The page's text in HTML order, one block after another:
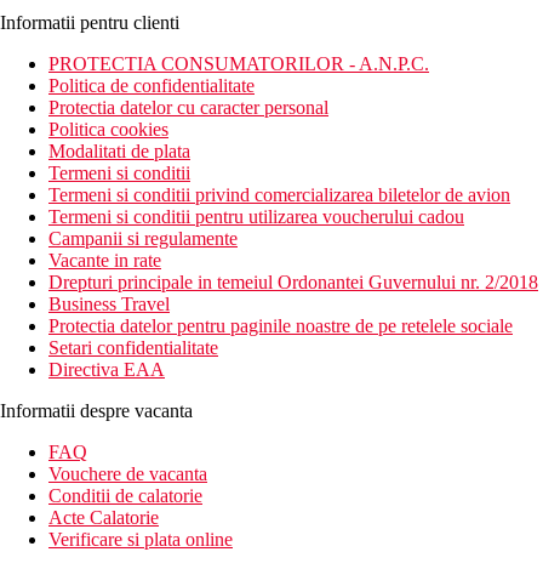
Informatii pentru clienti
PROTECTIA CONSUMATORILOR - A.N.P.C.
Politica de confidentialitate
Protectia datelor cu caracter personal
Politica cookies
Modalitati de plata
Termeni si conditii
Termeni si conditii privind comercializarea biletelor de avion
Termeni si conditii pentru utilizarea voucherului cadou
Campanii si regulamente
Vacante in rate
Drepturi principale in temeiul Ordonantei Guvernului nr. 2/2018
Business Travel
Protectia datelor pentru paginile noastre de pe retelele sociale
Setari confidentialitate
Directiva EAA
Informatii despre vacanta
FAQ
Vouchere de vacanta
Conditii de calatorie
Acte Calatorie
Verificare si plata online